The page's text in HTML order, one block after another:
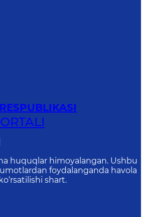
huquqlar himoyalangan. Ushbu
foydalanganda havola
ko‘rsatilishi shart.